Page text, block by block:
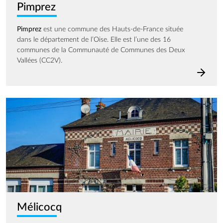
Pimprez
Pimprez est une commune des Hauts-de-France située
dans le département de l’Oise. Elle est l’une des 16
communes de la Communauté de Communes des Deux
Vallées (CC2V).
Mélicocq